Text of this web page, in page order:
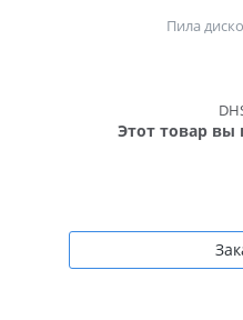
Пила
Этот товар вы